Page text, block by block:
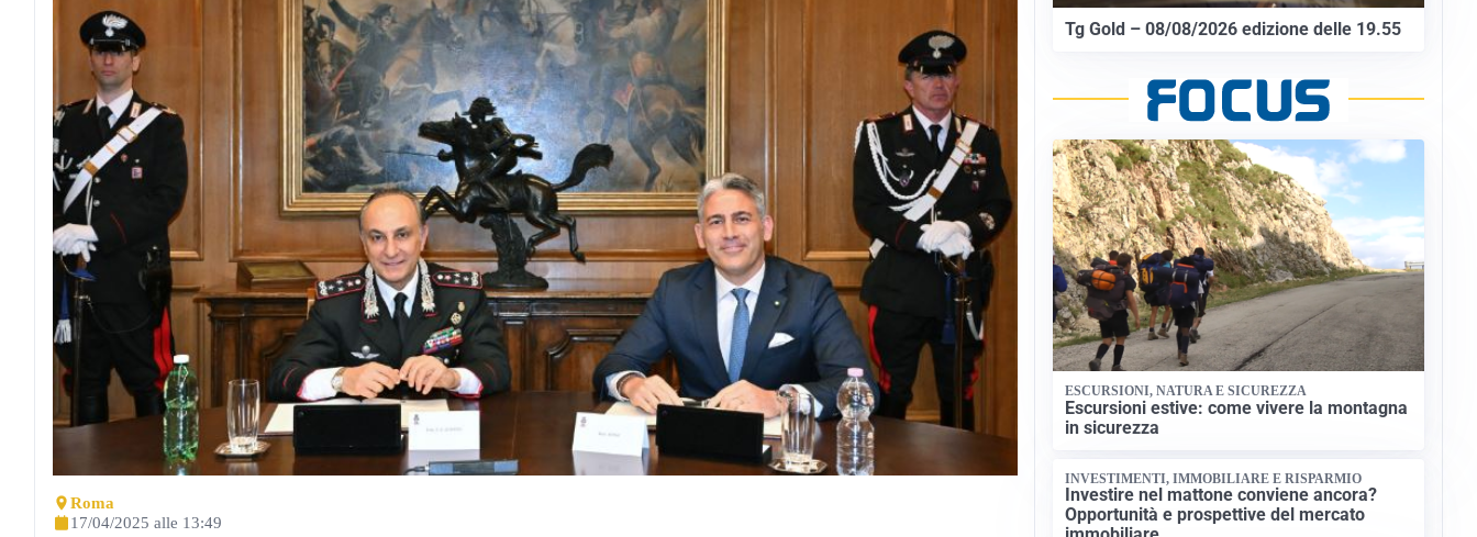
Roma
17/04/2025 alle 13:49
Tg Gold – 08/08/2026 edizione delle 19.55
ESCURSIONI, NATURA E SICUREZZA
Escursioni estive: come vivere la montagna
in sicurezza
INVESTIMENTI, IMMOBILIARE E RISPARMIO
Investire nel mattone conviene ancora?
Opportunità e prospettive del mercato